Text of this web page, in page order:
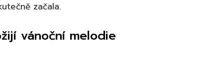
začala.
vánoční melodie